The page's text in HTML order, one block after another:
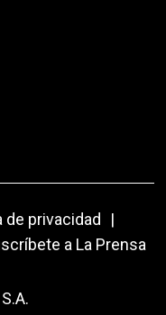
de privacidad
|
a La Prensa